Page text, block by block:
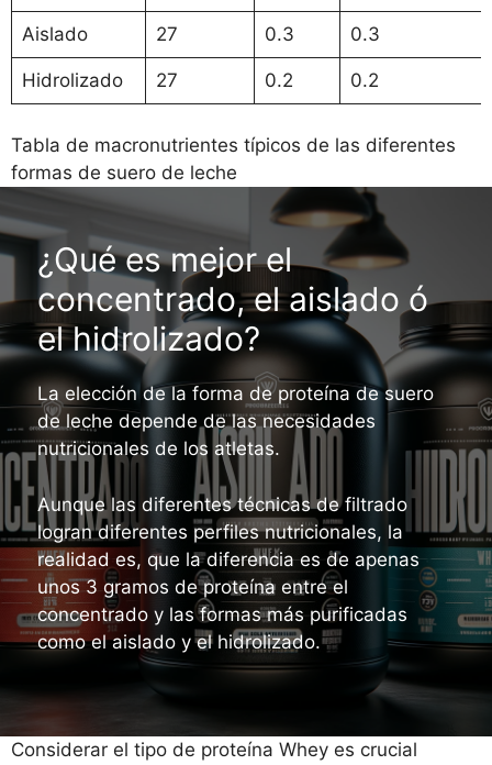
Aislado 27 0.3 0.3
Hidrolizado 27 0.2 0.2
Tabla de macronutrientes típicos de las diferentes
formas de suero de leche
¿Qué es mejor el
concentrado, el aislado ó
el hidrolizado?
La elección de la forma de proteína de suero
de leche depende de las necesidades
nutricionales de los atletas.
Aunque las diferentes técnicas de filtrado
logran diferentes perfiles nutricionales, la
realidad es, que la diferencia es de apenas
unos 3 gramos de proteína entre el
concentrado y las formas más purificadas
como el aislado y el hidrolizado.
Considerar el tipo de proteína Whey es crucial